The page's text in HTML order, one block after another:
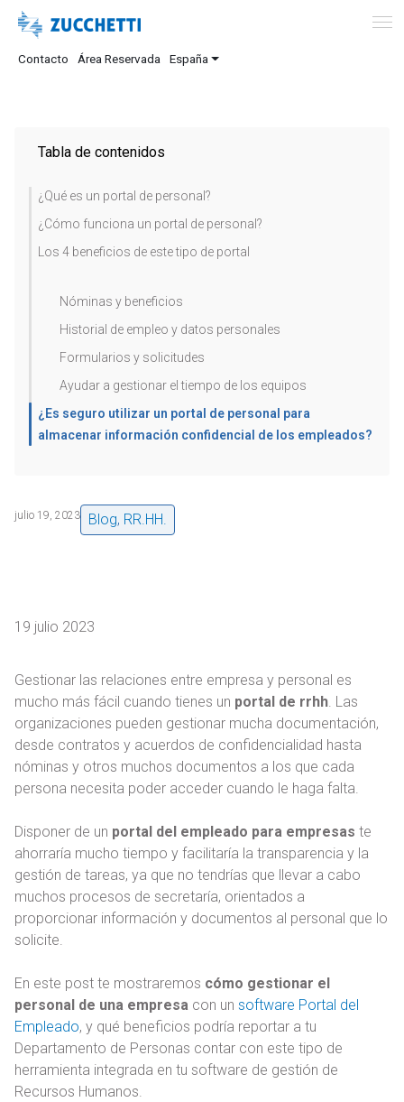
Contacto Área Reservada España
Tabla de contenidos
¿Qué es un portal de personal?
¿Cómo funciona un portal de personal?
Los 4 beneficios de este tipo de portal
Nóminas y beneficios
Historial de empleo y datos personales
Formularios y solicitudes
Ayudar a gestionar el tiempo de los equipos
¿Es seguro utilizar un portal de personal para
almacenar información confidencial de los empleados?
julio 19, 2023 Blog, RR.HH.
19 julio 2023
Gestionar las relaciones entre empresa y personal es
mucho más fácil cuando tienes un portal de rrhh. Las
organizaciones pueden gestionar mucha documentación,
desde contratos y acuerdos de confidencialidad hasta
nóminas y otros muchos documentos a los que cada
persona necesita poder acceder cuando le haga falta.
Disponer de un portal del empleado para empresas te
ahorraría mucho tiempo y facilitaría la transparencia y la
gestión de tareas, ya que no tendrías que llevar a cabo
muchos procesos de secretaría, orientados a
proporcionar información y documentos al personal que lo
solicite.
En este post te mostraremos cómo gestionar el
personal de una empresa con un software Portal del
Empleado, y qué beneficios podría reportar a tu
Departamento de Personas contar con este tipo de
herramienta integrada en tu software de gestión de
Recursos Humanos.